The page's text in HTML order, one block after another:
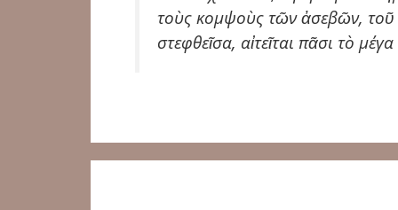
τοὺς κομψοὺς τῶν ἀσεβῶν,
στεφθεῖσα, αἰτεῖται πᾶσι τὸ